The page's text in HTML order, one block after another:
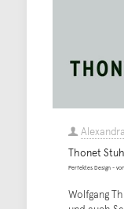
Thonet
Perfektes Design -
Wolfgang